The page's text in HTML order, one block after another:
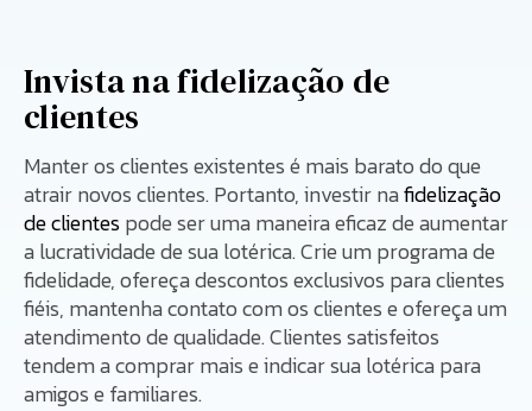
Invista na fidelização de
clientes
Manter os clientes existentes é mais barato do que
atrair novos clientes. Portanto, investir nafidelização
de clientespode ser uma maneira eficaz de aumentar
a lucratividade de sua lotérica. Crie um programa de
fidelidade, ofereça descontos exclusivos para clientes
fiéis, mantenha contato com os clientes e ofereça um
atendimento de qualidade. Clientes satisfeitos
tendem a comprar mais e indicar sua lotérica para
amigos e familiares.